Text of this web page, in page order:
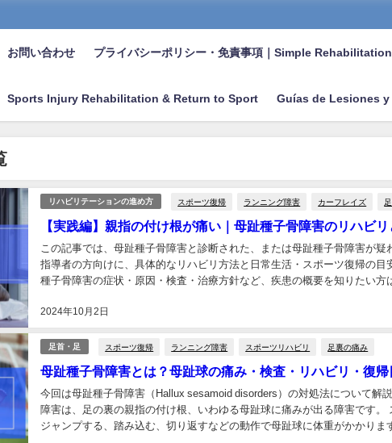
お問い合わせ プライバシーポリシー・免責事項｜Simple Rehabilitation
Sports Injury Rehabilitation & Return to Sport Guías de Lesiones
リハビリテーションの進め方 スポーツ復帰 ランニング障害 カーフレイズ
【実践編】親指の付け根が痛い｜母趾種子骨障害のリハビ
2024年10月2日
この記事では、母趾種子骨障害と診断された、または母趾種子骨障害が疑
指導者の方向けに、具体的なリハビリ方法と日常生活・スポーツ復帰の目
種子骨障害の症状・原因・検査・治療方針など、疾患の概要を知りたい方
足首・足 スポーツ復帰 ランニング障害 スポーツリハビリ 足裏の痛み
母趾種子骨障害とは？母趾球の痛み・検査・リハビリ・復
今回は母趾種子骨障害（Hallux sesamoid disorders）の対処法について解
障害は、足の裏の親指の付け根、いわゆる母趾球に痛みが出る障害です。
ジャンプする、踏み込む、切り返すなどの動作で母趾球に体重がかかりま